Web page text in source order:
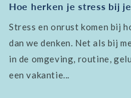
Hoe herken je stress bij
Stress en onrust komen bij
dan we denken. Net als bij
in de omgeving, routine,
een vakantie...